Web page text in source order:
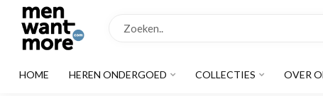
HOME HEREN ONDERGOED COLLECTIES OVER